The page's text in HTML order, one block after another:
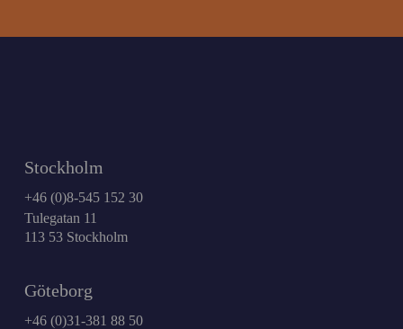
Stockholm
+46 (0)8-545 152 30
Tulegatan 11
113 53 Stockholm
Göteborg
+46 (0)31-381 88 50